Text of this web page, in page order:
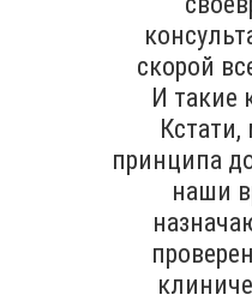
скорой
И такие
принципа
наши